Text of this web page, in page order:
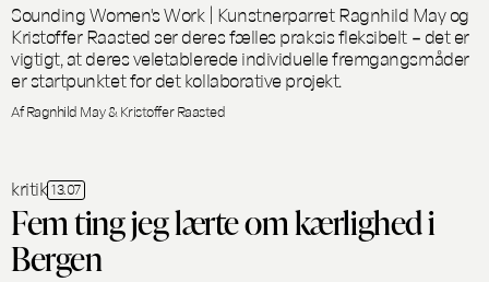
Sounding Women's Work | Kunstnerparret Ragnhild May og
Kristoffer Raasted ser deres fælles praksis fleksibelt – det er
vigtigt, at deres veletablerede individuelle fremgangsmåder
er startpunktet for det kollaborative projekt.
Af Ragnhild May & Kristoffer Raasted
kritik 13.07
Fem ting jeg lærte om kærlighed i
Bergen